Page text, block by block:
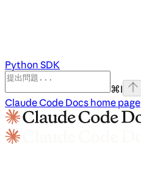
Python SDK
⌘I
Claude Code Docs home page